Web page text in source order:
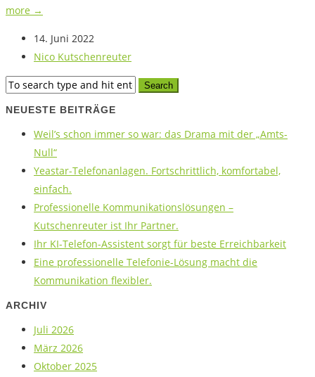
more →
14. Juni 2022
Nico Kutschenreuter
NEUESTE BEITRÄGE
Weil’s schon immer so war: das Drama mit der „Amts-
Null“
Yeastar-Telefonanlagen. Fortschrittlich, komfortabel,
einfach.
Professionelle Kommunikationslösungen –
Kutschenreuter ist Ihr Partner.
Ihr KI-Telefon-Assistent sorgt für beste Erreichbarkeit
Eine professionelle Telefonie-Lösung macht die
Kommunikation flexibler.
ARCHIV
Juli 2026
März 2026
Oktober 2025